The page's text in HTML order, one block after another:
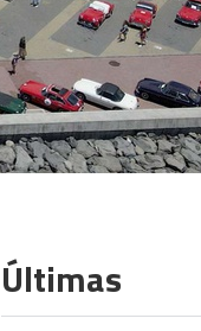
Últimas